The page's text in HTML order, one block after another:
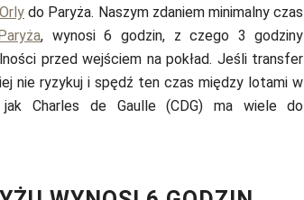
Orlydo Paryża. Naszym zdaniem minimalny czas
, wynosi 6 godzin, z czego 3 godziny
przed wejściem na pokład. Jeśli transfer
nie ryzykuj i spędź ten czas między lotami w
Charles de Gaulle (CDG) ma wiele do